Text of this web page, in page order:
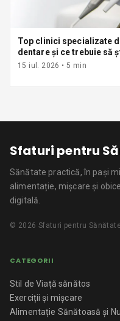
Top clinici specializate
dentare și ce trebuie să
15 iul. 2026 •5 min
Sfaturi pentru
Sănătate practică, în pași
alimentație, mișcare și
digitală.
© 2026 Sfaturi pentru
CATEGORII
Stil de Viață sănătos
Exerciții și mișcare
Alimentație Sănătoasă și